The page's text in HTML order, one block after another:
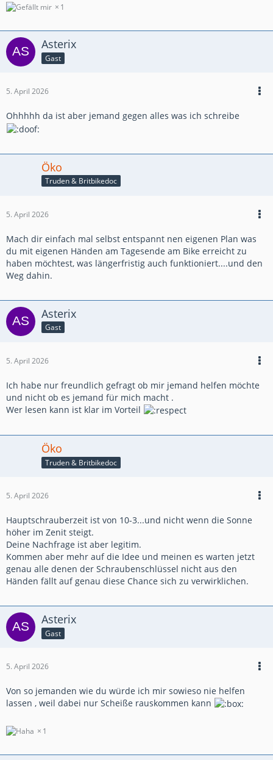
1
Asterix
Gast
5. April 2026
Ohhhhh da ist aber jemand gegen alles was ich schreibe
Öko
Truden & Britbikedoc
5. April 2026
Mach dir einfach mal selbst entspannt nen eigenen Plan was
du mit eigenen Händen am Tagesende am Bike erreicht zu
haben möchtest, was längerfristig auch funktioniert....und den
Weg dahin.
Asterix
Gast
5. April 2026
Ich habe nur freundlich gefragt ob mir jemand helfen möchte
und nicht ob es jemand für mich macht .
Wer lesen kann ist klar im Vorteil
Öko
Truden & Britbikedoc
5. April 2026
Hauptschrauberzeit ist von 10-3...und nicht wenn die Sonne
höher im Zenit steigt.
Deine Nachfrage ist aber legitim.
Kommen aber mehr auf die Idee und meinen es warten jetzt
genau alle denen der Schraubenschlüssel nicht aus den
Händen fällt auf genau diese Chance sich zu verwirklichen.
Asterix
Gast
5. April 2026
Von so jemanden wie du würde ich mir sowieso nie helfen
lassen , weil dabei nur Scheiße rauskommen kann
1